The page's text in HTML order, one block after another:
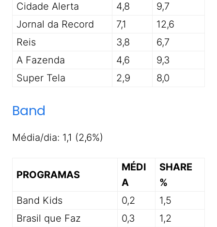
Cidade Alerta
4,8
9,7
Jornal da Record
7,1
12,6
Reis
3,8
6,7
A Fazenda
4,6
9,3
Super Tela
2,9 8,0
Band
Média/dia: 1,1 (2,6%)
PROGRAMAS
MÉDI
A
SHARE
%
Band Kids
0,2
1,5
Brasil que Faz
0,3
1,2